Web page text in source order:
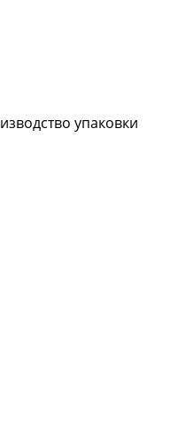
упаковки